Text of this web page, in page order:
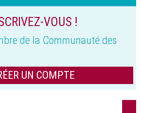
VOUS !
de la Communauté des
UN COMPTE